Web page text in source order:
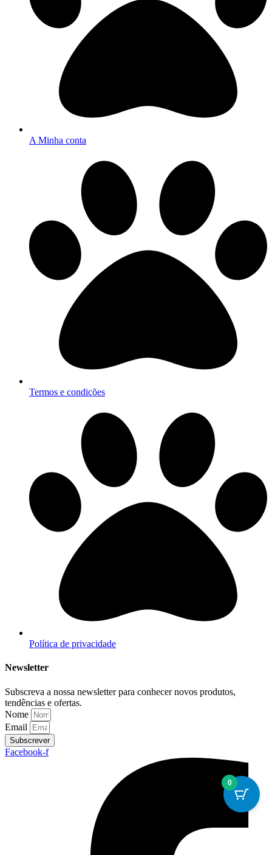
A Minha conta
Termos e condições
Política de privacidade
Newsletter
Subscreva a nossa newsletter para conhecer novos produtos,
tendências e ofertas.
Nome
Email
Subscrever
Facebook-f
0